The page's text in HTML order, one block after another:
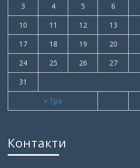
« Тра
3
4 5 6
10
11 12 13
17
18 19 20
24
25 26 27
31
Контакти